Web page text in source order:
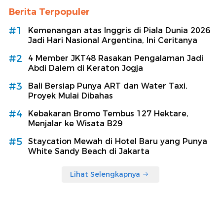
Berita Terpopuler
#1
Kemenangan atas Inggris di Piala Dunia 2026
Jadi Hari Nasional Argentina, Ini Ceritanya
#2
4 Member JKT48 Rasakan Pengalaman Jadi
Abdi Dalem di Keraton Jogja
#3
Bali Bersiap Punya ART dan Water Taxi,
Proyek Mulai Dibahas
#4
Kebakaran Bromo Tembus 127 Hektare,
Menjalar ke Wisata B29
#5
Staycation Mewah di Hotel Baru yang Punya
White Sandy Beach di Jakarta
Lihat Selengkapnya